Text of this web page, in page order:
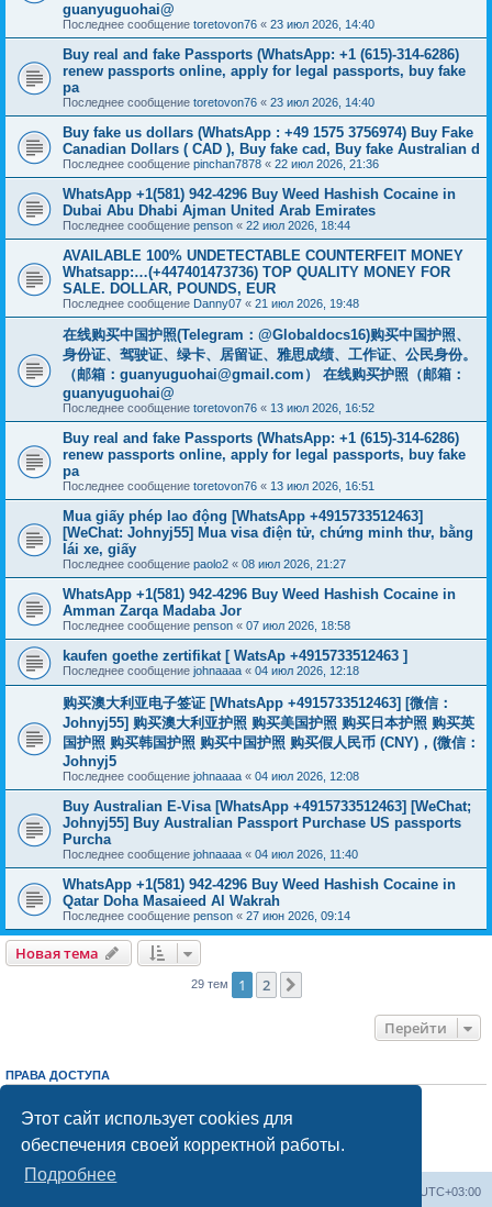
Этот сайт использует cookies для
обеспечения своей корректной работы.
Подробнее
guanyuguohai@
Последнее сообщение toretovon76 « 23 июл 2026, 14:40
Buy real and fake Passports (WhatsApp: +1 (615)-314-6286)
renew passports online, apply for legal passports, buy fake
pa
Последнее сообщение toretovon76 « 23 июл 2026, 14:40
Buy fake us dollars (WhatsApp : +49 1575 3756974) Buy Fake
Canadian Dollars ( CAD ), Buy fake cad, Buy fake Australian d
Последнее сообщение pinchan7878 « 22 июл 2026, 21:36
WhatsApp +1(581) 942-4296 Buy Weed Hashish Cocaine in
Dubai Abu Dhabi Ajman United Arab Emirates
Последнее сообщение penson « 22 июл 2026, 18:44
AVAILABLE 100% UNDETECTABLE COUNTERFEIT MONEY
Whatsapp:…(+447401473736) TOP QUALITY MONEY FOR
SALE. DOLLAR, POUNDS, EUR
Последнее сообщение Danny07 « 21 июл 2026, 19:48
在线购买中国护照(Telegram：@Globaldocs16)购买中国护照、
身份证、驾驶证、绿卡、居留证、雅思成绩、工作证、公民身份。
（邮箱： guanyuguohai@gmail.com ） 在线购买护照（邮箱：
guanyuguohai@
Последнее сообщение toretovon76 « 13 июл 2026, 16:52
Buy real and fake Passports (WhatsApp: +1 (615)-314-6286)
renew passports online, apply for legal passports, buy fake
pa
Последнее сообщение toretovon76 « 13 июл 2026, 16:51
Mua giấy phép lao động [WhatsApp +4915733512463]
[WeChat: Johnyj55] Mua visa điện tử, chứng minh thư, bằng
lái xe, giấy
Последнее сообщение paolo2 « 08 июл 2026, 21:27
WhatsApp +1(581) 942-4296 Buy Weed Hashish Cocaine in
Amman Zarqa Madaba Jor
Последнее сообщение penson « 07 июл 2026, 18:58
kaufen goethe zertifikat [ WatsAp +4915733512463 ]
Последнее сообщение johnaaaa « 04 июл 2026, 12:18
购买澳大利亚电子签证 [WhatsApp +4915733512463] [微信：
Johnyj55] 购买澳大利亚护照 购买美国护照 购买日本护照 购买英
国护照 购买韩国护照 购买中国护照 购买假人民币 (CNY)，(微信：
Johnyj5
Последнее сообщение johnaaaa « 04 июл 2026, 12:08
Buy Australian E-Visa [WhatsApp +4915733512463] [WeChat;
Johnyj55] Buy Australian Passport Purchase US passports
Purcha
Последнее сообщение johnaaaa « 04 июл 2026, 11:40
WhatsApp +1(581) 942-4296 Buy Weed Hashish Cocaine in
Qatar Doha Masaieed Al Wakrah
Последнее сообщение penson « 27 июн 2026, 09:14
Новая тема
29 тем 1 2
Перейти
ПРАВА ДОСТУПА
Выне можетеотвечать на сообщения
Выне можетередактировать свои сообщения
Выне можетеудалять свои сообщения
добавлять вложения
UTC+03:00